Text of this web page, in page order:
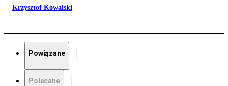
Krzysztof Kowalski
Powiązane
Polecane